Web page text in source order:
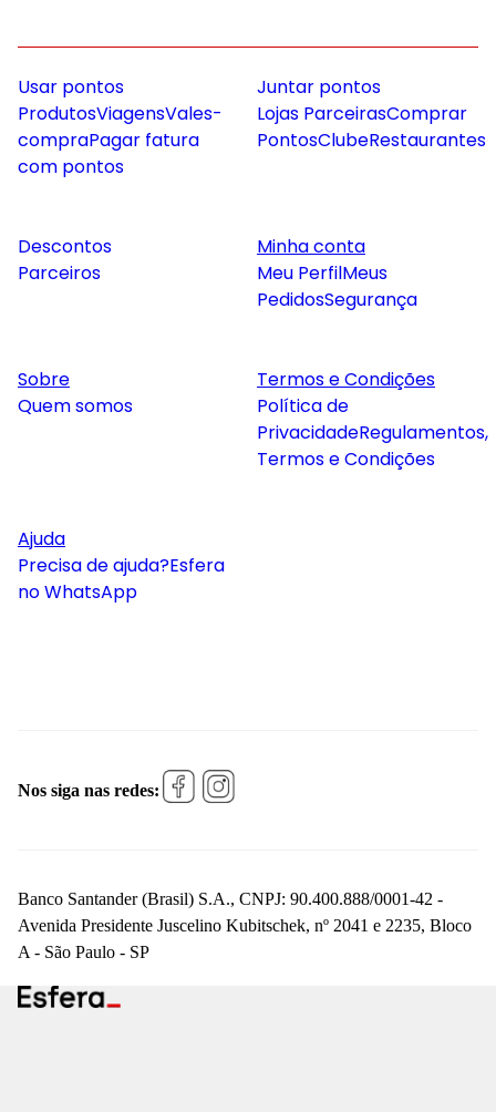
Usar pontos
ProdutosViagensVales-
compraPagar fatura
com pontos
Juntar pontos
Lojas ParceirasComprar
PontosClubeRestaurantes
Descontos
Parceiros
Minha conta
Meu PerfilMeus
PedidosSegurança
Sobre
Quem somos
Termos e Condições
Política de
PrivacidadeRegulamentos,
Termos e Condições
Ajuda
Precisa de ajuda?Esfera
no WhatsApp
Nos siga nas redes:
Banco Santander (Brasil) S.A., CNPJ: 90.400.888/0001-42 -
Avenida Presidente Juscelino Kubitschek, nº 2041 e 2235, Bloco
A - São Paulo - SP